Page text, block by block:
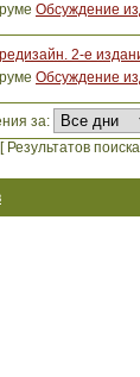
Обсуждение
2-е
Обсуждение
за:
[ Результатов